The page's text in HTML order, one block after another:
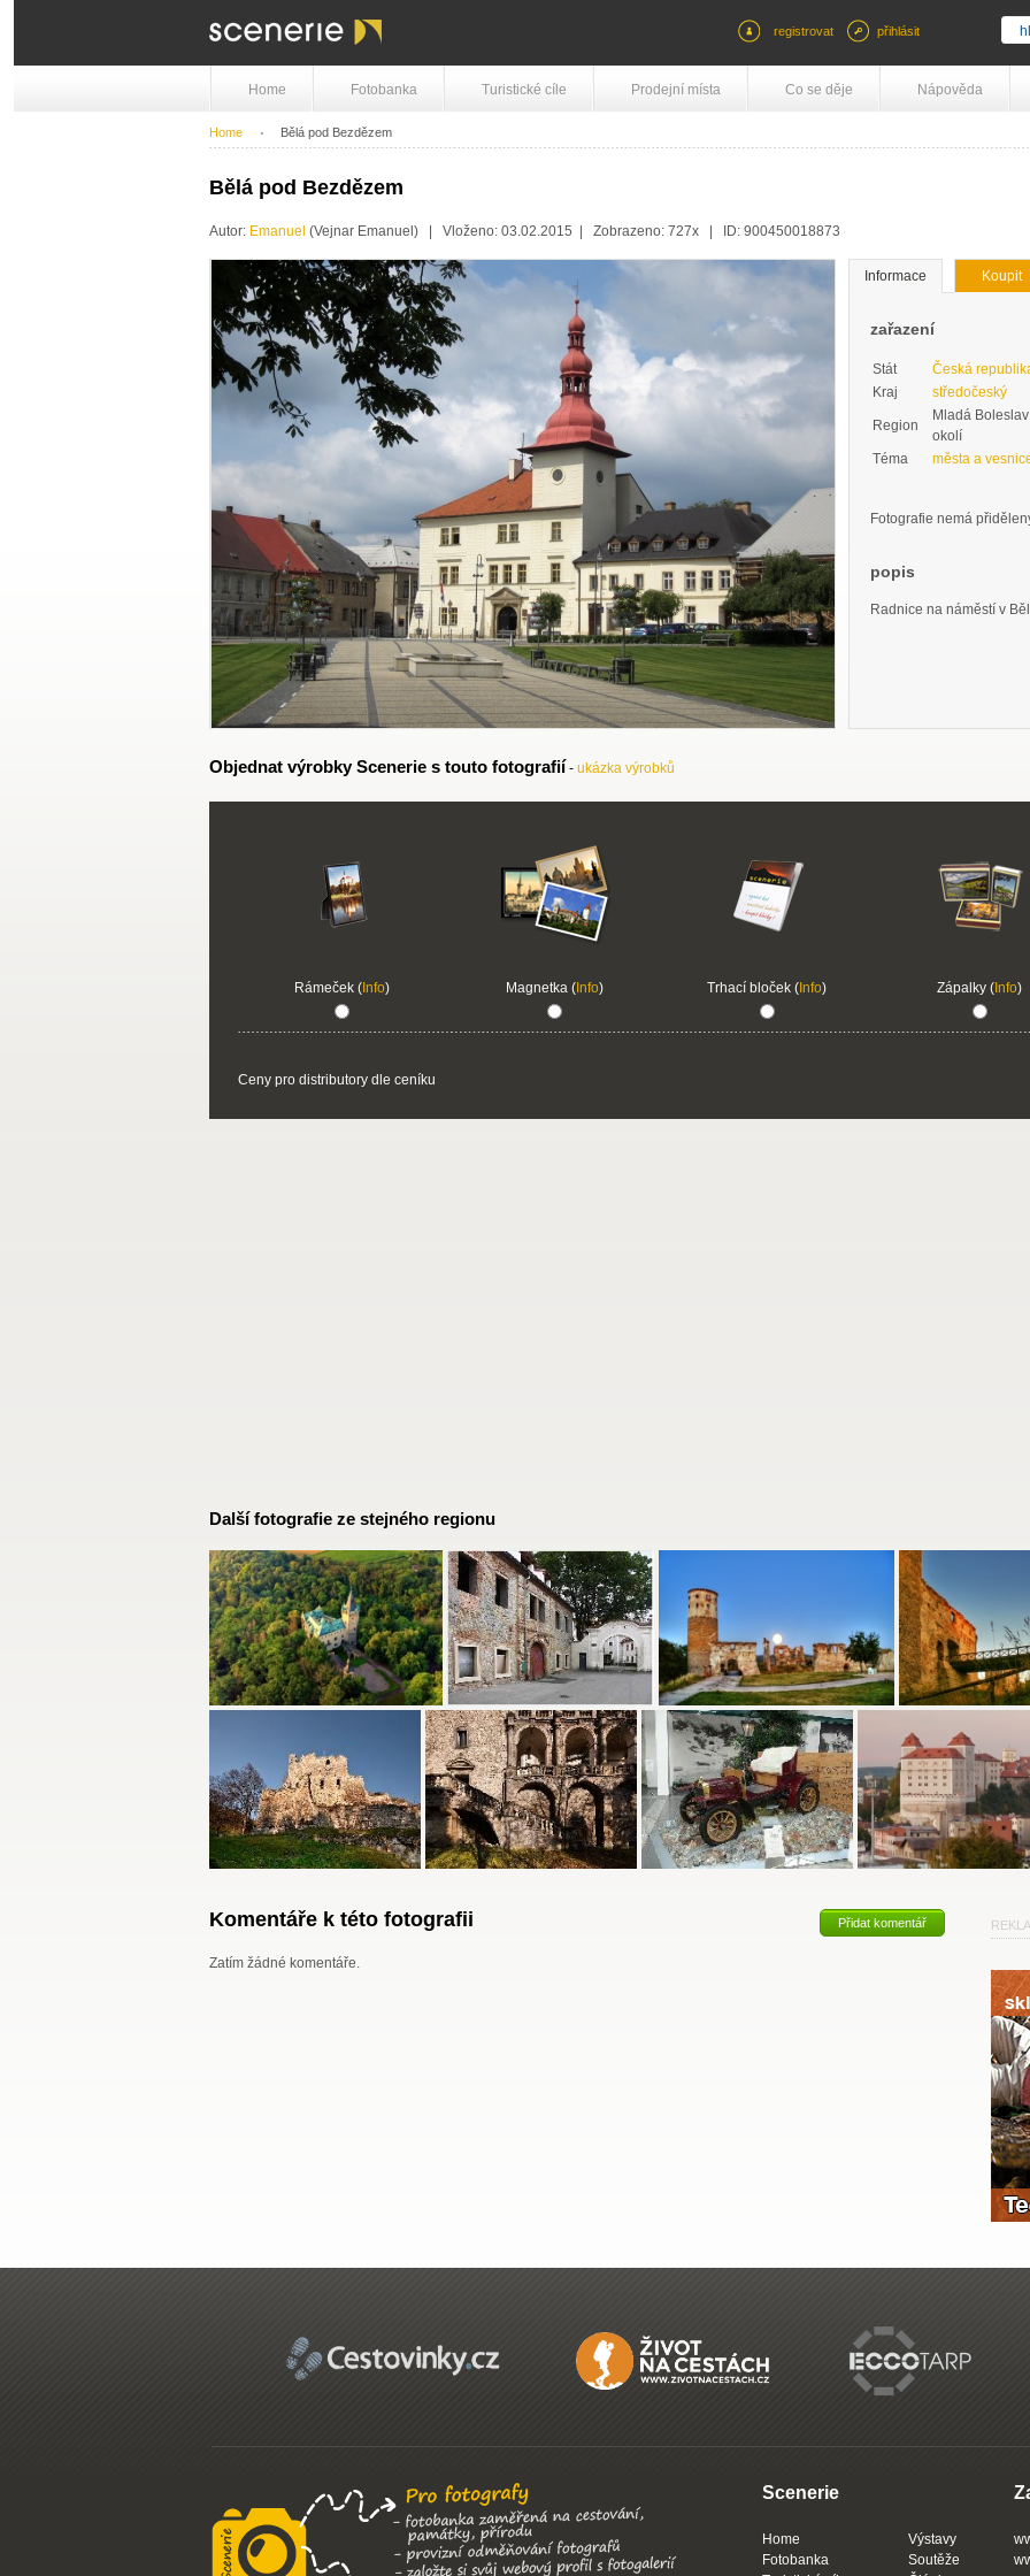
registrovat přihlásit
Home Fotobanka Turistické cíle Prodejní místa Co se děje Nápověda
Home Bělá pod Bezdězem
Bělá pod Bezdězem
Autor: Emanuel (Vejnar Emanuel) | Vloženo: 03.02.2015 | Zobrazeno: 727x | ID: 900450018873
zařazení
Stát
Česká
Kraj
středočeský
Region
Mladá
okolí
Téma
města a
Fotografie nemá
popis
Radnice na náměstí v
Informace Koupit
Objednat výrobky Scenerie s touto fotografií - ukázka výrobků
Rámeček (Info) Magnetka (Info) Trhací bloček ( Info) Zápalky ( Info)
Ceny pro distributory dle ceníku
Další fotografie ze stejného regionu
Komentáře k této fotografii Přidat komentář
Zatím žádné komentáře.
Scenerie
Home
Fotobanka
Výstavy
Soutěže